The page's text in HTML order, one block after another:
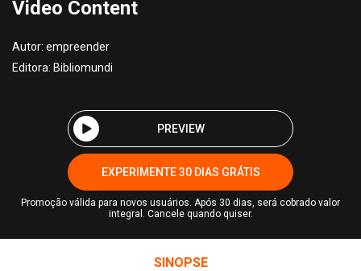
Video Content
Autor: empreender
Editora: Bibliomundi
PREVIEW
EXPERIMENTE 30 DIAS GRÁTIS
Promoção válida para novos usuários. Após 30 dias, será cobrado valor
integral. Cancele quando quiser.
SINOPSE